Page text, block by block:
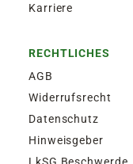
Karriere
RECHTLICHES
AGB
Widerrufsrecht
Datenschutz
Hinweisgeber